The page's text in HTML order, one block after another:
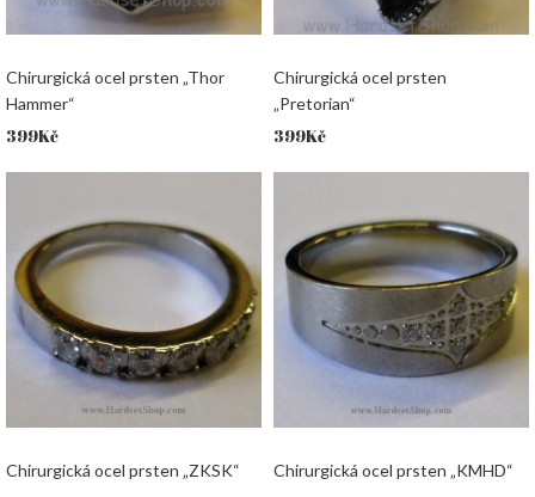
Chirurgická ocel prsten „Thor
Hammer“
399Kč
Chirurgická ocel prsten
„Pretorian“
399Kč
Chirurgická ocel prsten „ZKSK“ Chirurgická ocel prsten „KMHD“